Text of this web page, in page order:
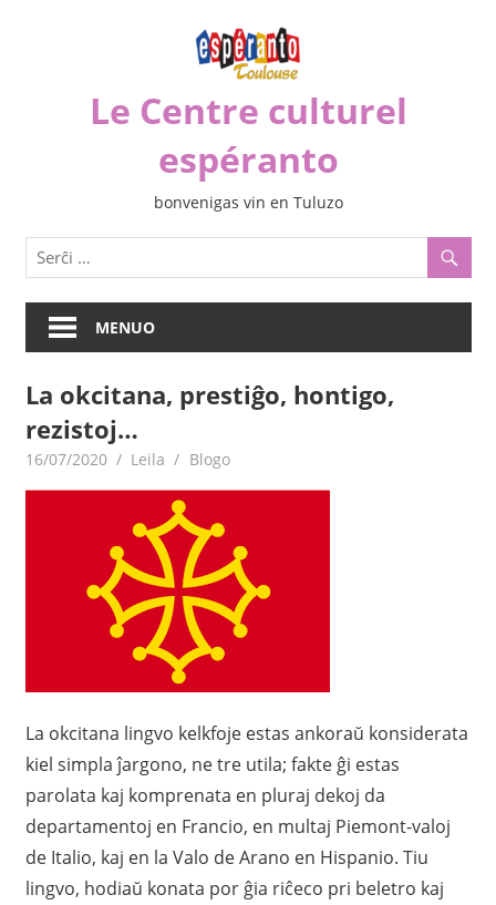
Le Centre culturel
espéranto
bonvenigas vin en Tuluzo
MENUO
La okcitana, prestiĝo, hontigo,
rezistoj…
16/07/2020 Leila Blogo
La okcitana lingvo kelkfoje estas ankoraŭ konsiderata
kiel simpla ĵargono, ne tre utila; fakte ĝi estas
parolata kaj komprenata en pluraj dekoj da
departamentoj en Francio, en multaj Piemont-valoj
de Italio, kaj en la Valo de Arano en Hispanio. Tiu
lingvo, hodiaŭ konata por ĝia riĉeco pri beletro kaj